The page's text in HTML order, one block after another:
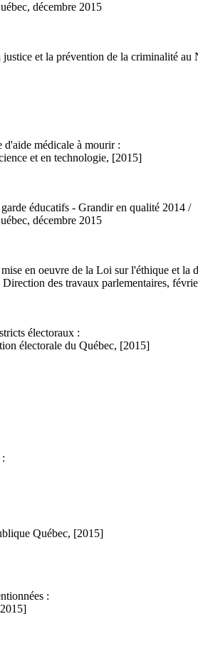
décembre 2015
et la prévention de la criminalité au
d'aide médicale à mourir :
et en technologie, [2015]
éducatifs - Grandir en qualité 2014 /
décembre 2015
en oeuvre de la Loi sur l'éthique et la
des travaux parlementaires,
électoraux :
électorale du Québec, [2015]
Québec, [2015]
: